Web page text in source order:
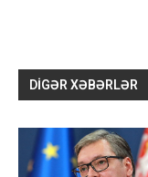
DIGƏR XƏBƏRLƏR